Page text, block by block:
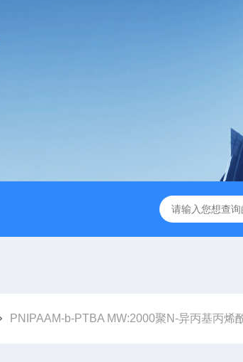
PNIPAAM-b-PTBA MW:2000聚N-异丙基丙烯